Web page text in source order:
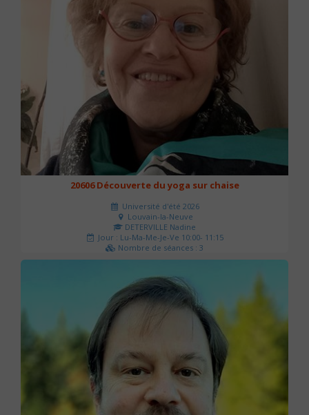
20606 Découverte du yoga sur chaise
Université d'été 2026
Louvain-la-Neuve
DETERVILLE Nadine
Jour : Lu-Ma-Me-Je-Ve 10:00- 11:15
Nombre de séances : 3
30 €